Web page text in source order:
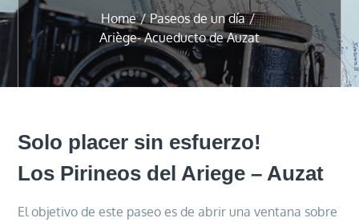
Home
Paseos de un día
Ariège- Acueducto de Auzat
Solo placer sin esfuerzo!
Los Pirineos del Ariege – Auzat
El objetivo de este paseo es de abrir una ventana sobre